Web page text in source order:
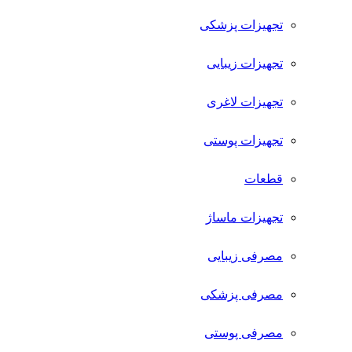
تجهیزات پزشکی
تجهیزات زیبایی
تجهیزات لاغری
تجهیزات پوستی
قطعات
تجهیزات ماساژ
مصرفی زیبایی
مصرفی پزشکی
مصرفی پوستی